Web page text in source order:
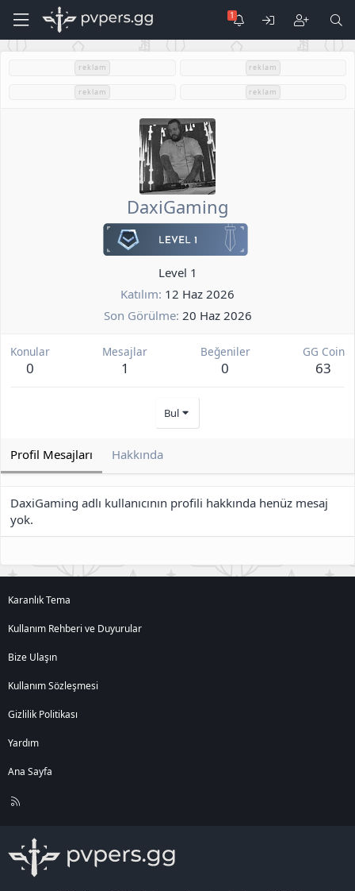
reklam reklam
reklam reklam
DaxiGaming
Level 1
Katılım 12 Haz 2026
Son Görülme 20 Haz 2026
Konular
0
Mesajlar
1
Beğeniler
0
GG Coin
63
Bul
Profil Mesajları Hakkında
DaxiGaming adlı kullanıcının profili hakkında henüz mesaj
yok.
Karanlık Tema
Kullanım Rehberi ve Duyurular
Bize Ulaşın
Kullanım Sözleşmesi
Gizlilik Politikası
Yardım
Ana Sayfa
R